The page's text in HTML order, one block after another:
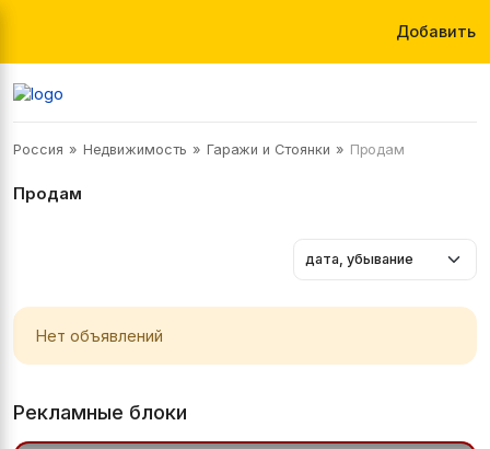
Добавить
Россия Недвижимость Гаражи и Стоянки Продам
Продам
Нет объявлений
Рекламные блоки